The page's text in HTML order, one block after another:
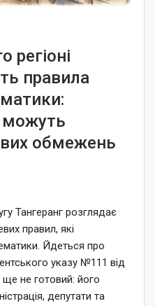
регіоні
правила
можуть
обмежень
Тангеранг розглядає
правил, які
Йдеться про
указу №111 від
не готовий: його
депутати та